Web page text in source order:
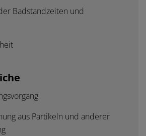
Badstandzeiten und
aus Partikeln und anderer